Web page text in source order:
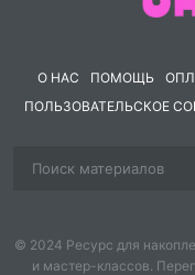
О НАС ПОМОЩЬ
ПОЛЬЗОВАТЕЛЬСКОЕ
© 2024 Ресурс для
и мастер-классов.